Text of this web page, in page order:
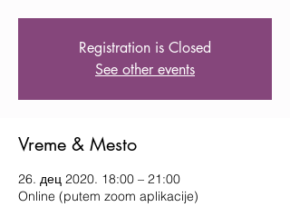
Registration is Closed
See other events
Vreme & Mesto
26. дец 2020. 18:00 – 21:00
Online (putem zoom aplikacije)